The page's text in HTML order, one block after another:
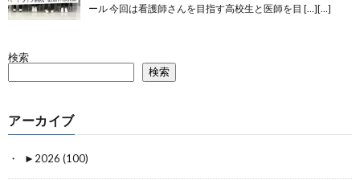
ール 今回は看護師さんを目指す高校生と医師を目 […][…]
検索
検索
アーカイブ
► 2026 (100)